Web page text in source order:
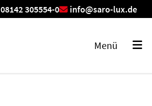
08142 305554-0 info@saro-lux.de
Menü